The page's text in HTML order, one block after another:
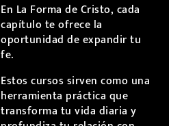
En La Forma de Cristo, cada
capítulo te ofrece la
oportunidad de expandir tu
fe.
Estos cursos sirven como una
herramienta práctica que
transforma tu vida diaria y